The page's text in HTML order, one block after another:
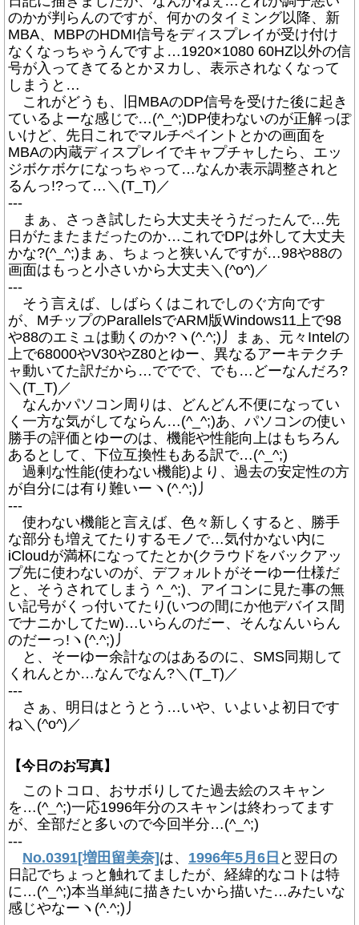
のかが判らんのですが、何かのタイミング以降、新
MBA、MBPのHDMI信号をディスプレイが受け付け
なくなっちゃうんですよ…1920×1080 60HZ以外の信
号が入ってきてるとかヌカし、表示されなくなって
しまうと…
これがどうも、旧MBAのDP信号を受けた後に起き
ているよーな感じで…(^_^;)DP使わないのが正解っぽ
いけど、先日これでマルチペイントとかの画面を
MBAの内蔵ディスプレイでキャプチャしたら、エッ
ジボケボケになっちゃって…なんか表示調整されと
るんっ!?って…＼(T_T)／
---
まぁ、さっき試したら大丈夫そうだったんで…先
日がたまたまだったのか…これでDPは外して大丈夫
かな?(^_^;)まぁ、ちょっと狭いんですが…98や88の
画面はもっと小さいから大丈夫＼(^o^)／
---
そう言えば、しばらくはこれでしのぐ方向です
が、MチップのParallelsでARM版Windows11上で98
や88のエミュは動くのか?ヽ(^.^;)丿まぁ、元々Intelの
上で68000やV30やZ80とゆー、異なるアーキテクチ
ャ動いてた訳だから…ででで、でも…どーなんだろ?
＼(T_T)／
なんかパソコン周りは、どんどん不便になってい
く一方な気がしてならん…(^_^;)あ、パソコンの使い
勝手の評価とゆーのは、機能や性能向上はもちろん
あるとして、下位互換性もある訳で…(^_^;)
過剰な性能(使わない機能)より、過去の安定性の方
が自分には有り難いーヽ(^.^;)丿
---
使わない機能と言えば、色々新しくすると、勝手
な部分も増えてたりするモノで…気付かない内に
iCloudが満杯になってたとか(クラウドをバックアッ
プ先に使わないのが、デフォルトがそーゆー仕様だ
と、そうされてしまう ^_^;)、アイコンに見た事の無
い記号がくっ付いてたり(いつの間にか他デバイス間
でナニかしてたw)…いらんのだー、そんなんいらん
のだーっ!ヽ(^.^;)丿
と、そーゆー余計なのはあるのに、SMS同期して
くれんとか…なんでなん?＼(T_T)／
---
さぁ、明日はとうとう…いや、いよいよ初日です
ね＼(^o^)／
【今日のお写真】
このトコロ、おサボりしてた過去絵のスキャン
を…(^_^;)一応1996年分のスキャンは終わってます
が、全部だと多いので今回半分…(^_^;)
---
No.0391[増田留美奈] は、 1996年5月6日 と翌日の
日記でちょっと触れてましたが、経緯的なコトは特
に…(^_^;)本当単純に描きたいから描いた…みたいな
感じやなーヽ(^.^;)丿